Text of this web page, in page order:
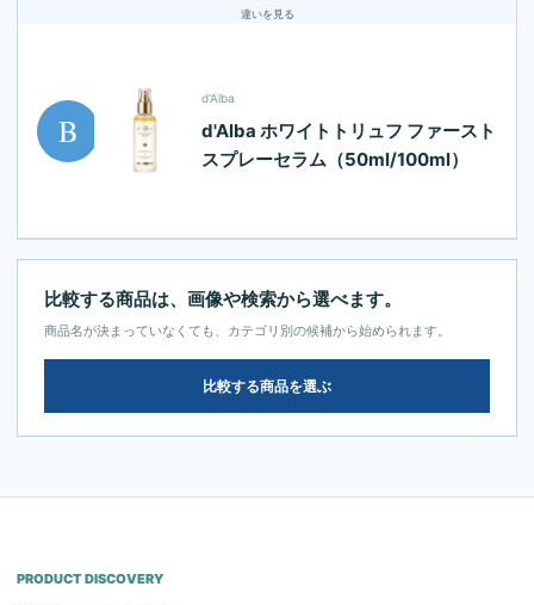
違いを見る
B
d'Alba
d'Alba ホワイトトリュフ ファースト
スプレーセラム（50ml/100ml）
比較する商品は、画像や検索から選べます。
商品名が決まっていなくても、カテゴリ別の候補から始められます。
比較する商品を選ぶ
PRODUCT DISCOVERY